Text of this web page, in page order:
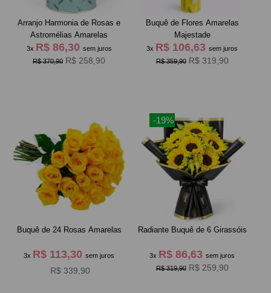
Arranjo Harmonia de Rosas e
Astromélias Amarelas
3x R$ 86,30 sem juros
R$ 370,90 R$ 258,90
Buquê de Flores Amarelas
Majestade
3x R$ 106,63sem juros
R$ 359,90 R$ 319,90
Buquê de 24 Rosas Amarelas
3x R$ 113,30sem juros
R$ 339,90
-19%
Radiante Buquê de 6 Girassóis
3x R$ 86,63sem juros
R$ 319,90 R$ 259,90